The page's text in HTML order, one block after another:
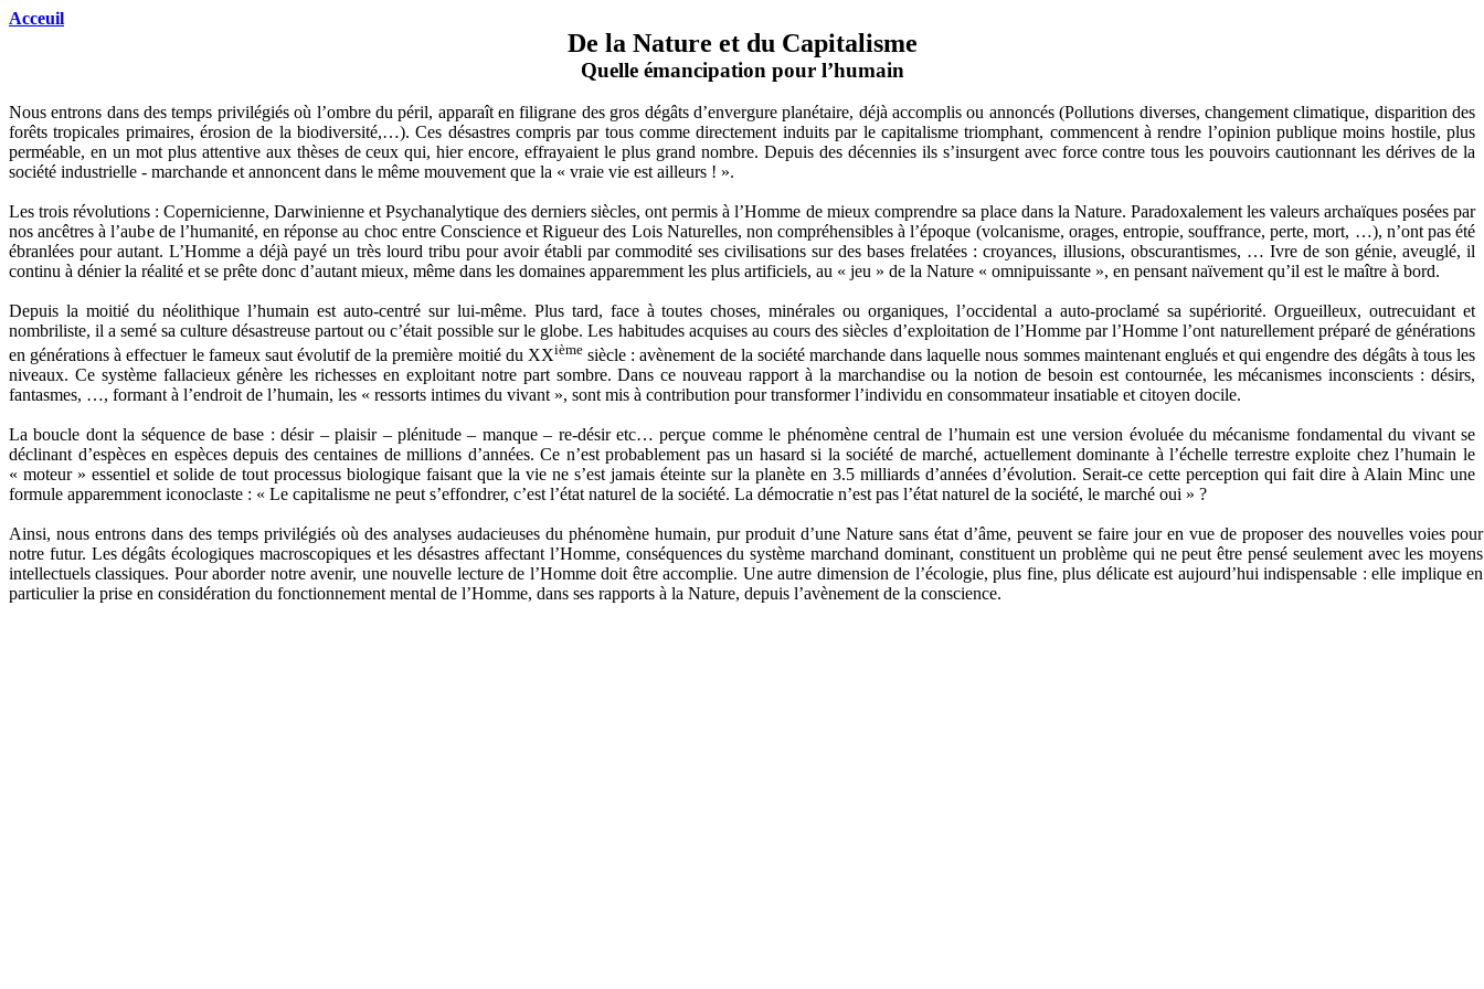
Acceuil
De la Nature et du Capitalisme
Quelle émancipation pour l’humain
Nous entrons dans des temps privilégiés où l’ombre du péril, apparaît en filigrane des gros dégâts d’envergure planétaire, déjà accomplis ou annoncés (Pollutions diverses, changement climatique, disparition des
forêts tropicales primaires, érosion de la biodiversité,…). Ces désastres compris par tous comme directement induits par le capitalisme triomphant, commencent à rendre l’opinion publique moins hostile, plus
perméable, en un mot plus attentive aux thèses de ceux qui, hier encore, effrayaient le plus grand nombre. Depuis des décennies ils s’insurgent avec force contre tous les pouvoirs cautionnant les dérives de la
société industrielle - marchande et annoncent dans le même mouvement que la « vraie vie est ailleurs ! ».
Les trois révolutions : Copernicienne, Darwinienne et Psychanalytique des derniers siècles, ont permis à l’Homme de mieux comprendre sa place dans la Nature. Paradoxalement les valeurs archaïques posées par
nos ancêtres à l’aube de l’humanité, en réponse au choc entre Conscience et Rigueur des Lois Naturelles, non compréhensibles à l’époque (volcanisme, orages, entropie, souffrance, perte, mort, …), n’ont pas été
ébranlées pour autant. L’Homme a déjà payé un très lourd tribu pour avoir établi par commodité ses civilisations sur des bases frelatées : croyances, illusions, obscurantismes, … Ivre de son génie, aveuglé, il
continu à dénier la réalité et se prête donc d’autant mieux, même dans les domaines apparemment les plus artificiels, au « jeu » de la Nature « omnipuissante », en pensant naïvement qu’il est le maître à bord.
Depuis la moitié du néolithique l’humain est auto-centré sur lui-même. Plus tard, face à toutes choses, minérales ou organiques, l’occidental a auto-proclamé sa supériorité. Orgueilleux, outrecuidant et
nombriliste, il a semé sa culture désastreuse partout ou c’était possible sur le globe. Les habitudes acquises au cours des siècles d’exploitation de l’Homme par l’Homme l’ont naturellement préparé de générations
en générations à effectuer le fameux saut évolutif de la première moitié du XXièmesiècle : avènement de la société marchande dans laquelle nous sommes maintenant englués et qui engendre des dégâts à tous les
niveaux. Ce système fallacieux génère les richesses en exploitant notre part sombre. Dans ce nouveau rapport à la marchandise ou la notion de besoin est contournée, les mécanismes inconscients : désirs,
fantasmes, …, formant à l’endroit de l’humain, les « ressorts intimes du vivant », sont mis à contribution pour transformer l’individu en consommateur insatiable et citoyen docile.
La boucle dont la séquence de base : désir – plaisir – plénitude – manque – re-désir etc… perçue comme le phénomène central de l’humain est une version évoluée du mécanisme fondamental du vivant se
déclinant d’espèces en espèces depuis des centaines de millions d’années. Ce n’est probablement pas un hasard si la société de marché, actuellement dominante à l’échelle terrestre exploite chez l’humain le
« moteur » essentiel et solide de tout processus biologique faisant que la vie ne s’est jamais éteinte sur la planète en 3.5 milliards d’années d’évolution. Serait-ce cette perception qui fait dire à Alain Minc une
formule apparemment iconoclaste : « Le capitalisme ne peut s’effondrer, c’est l’état naturel de la société. La démocratie n’est pas l’état naturel de la société, le marché oui » ?
Ainsi, nous entrons dans des temps privilégiés où des analyses audacieuses du phénomène humain, pur produit d’une Nature sans état d’âme, peuvent se faire jour en vue de proposer des nouvelles voies pour
notre futur. Les dégâts écologiques macroscopiques et les désastres affectant l’Homme, conséquences du système marchand dominant, constituent un problème qui ne peut être pensé seulement avec les moyens
intellectuels classiques. Pour aborder notre avenir, une nouvelle lecture de l’Homme doit être accomplie. Une autre dimension de l’écologie, plus fine, plus délicate est aujourd’hui indispensable : elle implique en
particulier la prise en considération du fonctionnement mental de l’Homme, dans ses rapports à la Nature, depuis l’avènement de la conscience.